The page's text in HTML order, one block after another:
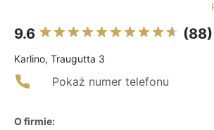
9.6 (88)
Karlino, Traugutta 3
Pokaż numer telefonu
O firmie: